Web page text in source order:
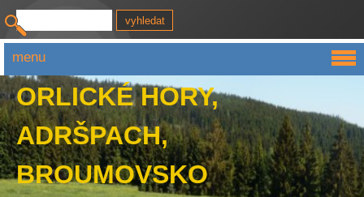
ORLICKÉ HORY,
ADRŠPACH,
BROUMOVSKO
menu